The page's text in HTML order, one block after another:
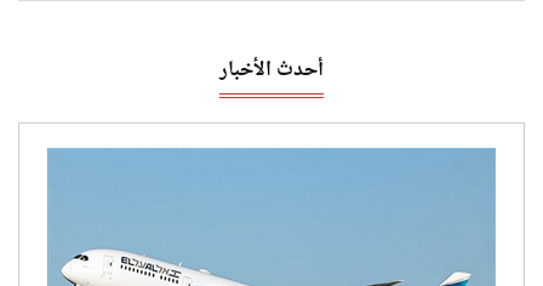
أحدث الأخبار